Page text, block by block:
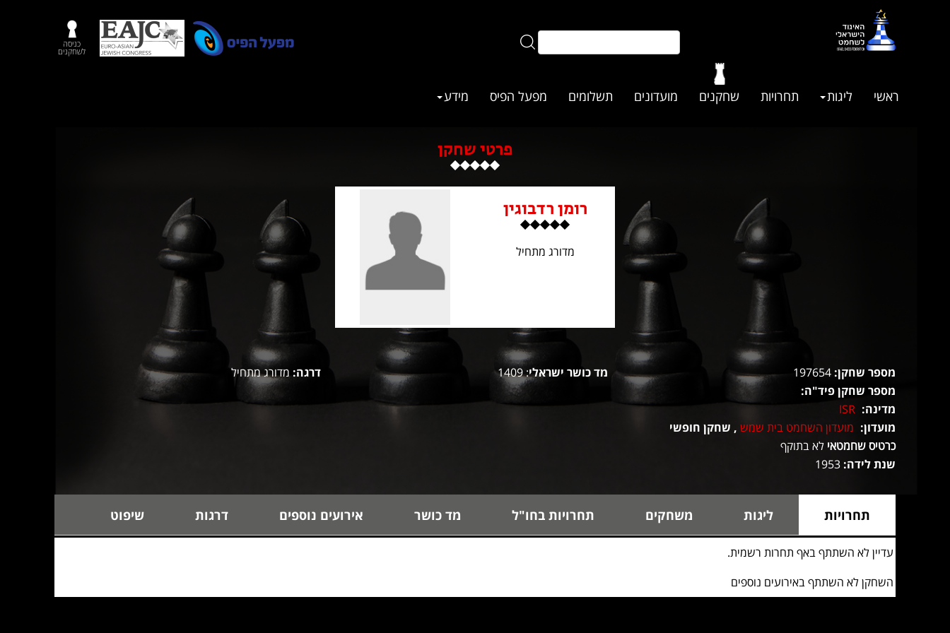
כניסה
לשחקנים
ראשי ליגות תחרויות שחקנים מועדונים תשלומים מפעל הפיס מידע
פרטי שחקן
רומן רדבוגין
מדורג מתחיל
מספר שחקן:
מספר שחקן פיד"ה:
מדינה: ISR
מועדון: מועדון השחמט בית שמש , שחקן חופשי
כרטיס שחמטאי לא בתוקף
שנת לידה:
מד כושר ישראלי: 1409 דרגה: מדורג מתחיל
תחרויות ליגות משחקים תחרויות בחו"ל מד כושר אירועים נוספים דרגות שיפוט
עדיין לא השתתף באף תחרות רשמית.
השחקן לא השתתף באירועים נוספים